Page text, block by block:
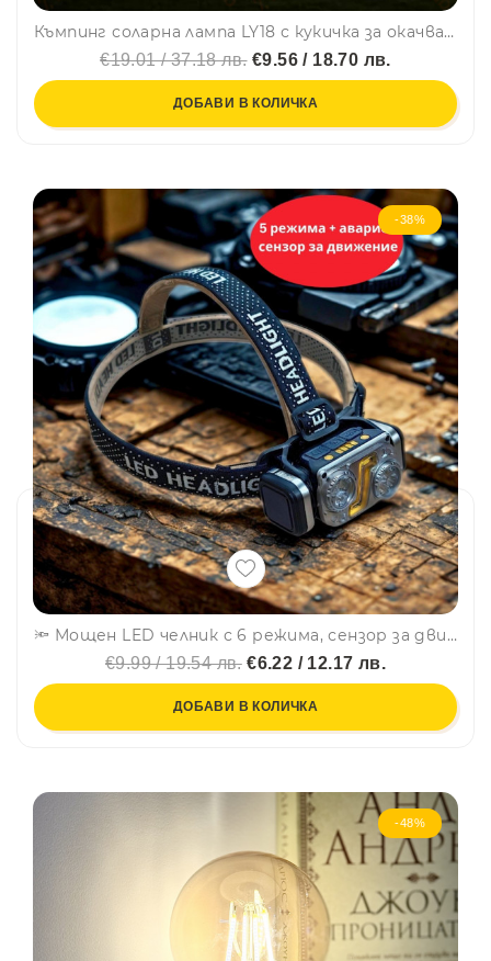
Къмпинг соларна лампа LY18 с кукичка за окачване или свободно стояща, ретро, с няколко режима на работа
€19.01 / 37.18 лв.€9.56 / 18.70 лв.
ДОБАВИ В КОЛИЧКА
-38%
🔦 Мощен LED челник с 6 режима, сензор за движение и магнит за ползване като работна лампа, авариен режим-HX-T70S
€9.99 / 19.54 лв.€6.22 / 12.17 лв.
ДОБАВИ В КОЛИЧКА
-48%